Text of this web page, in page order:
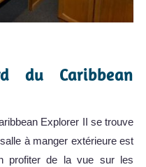
du Caribbean
Explorer II se trouve
à manger extérieure est
profiter de la vue sur les